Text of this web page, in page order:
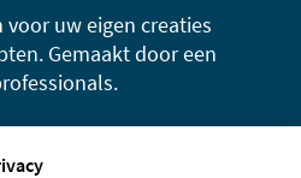
voor uw eigen creaties
Gemaakt door een